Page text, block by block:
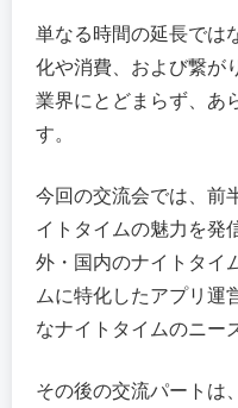
単なる時間の延長では
化や消費、および繋が
業界にとどまらず、あ
す。
今回の交流会では、前
イトタイムの魅力を発
外・国内のナイトタイ
ムに特化したアプリ運
なナイトタイムのニー
その後の交流パートは